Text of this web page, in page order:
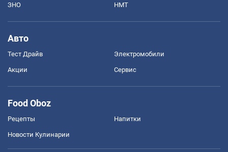
ЗНО НМТ
Авто
Тест Драйв Электромобили
Акции Сервис
Food Oboz
Рецепты Напитки
Новости Кулинарии